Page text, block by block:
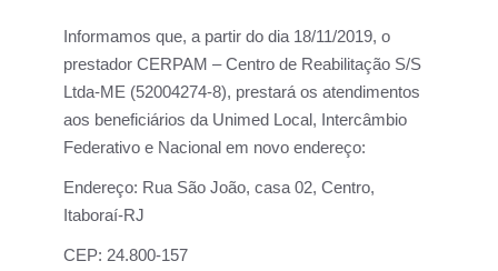
Informamos que, a partir do dia 18/11/2019, o
prestador CERPAM – Centro de Reabilitação S/S
Ltda-ME (52004274-8), prestará os atendimentos
aos beneficiários da Unimed Local, Intercâmbio
Federativo e Nacional em novo endereço:
Endereço: Rua São João, casa 02, Centro,
Itaboraí-RJ
CEP: 24.800-157